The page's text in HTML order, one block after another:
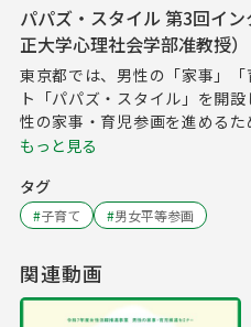
パパズ・スタイル 第3回イ
正大学心理社会学部准教授）
東京都では、男性の「家事」
ト「パパズ・スタイル」を開
性の家事・育児参画を進める
もっと見る
タグ
#子育て #男女平等参画
関連動画